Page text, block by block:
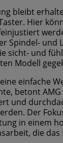
bleibt
Hier
Spindel- und
sicht- und
Modell
einfache
betont AMG
und
Der
in einem
die